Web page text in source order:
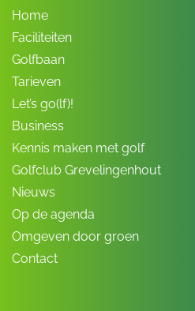
Home
Faciliteiten
Golfbaan
Tarieven
Let’s go(lf)!
Business
Kennis maken met golf
Golfclub Grevelingenhout
Nieuws
Op de agenda
Omgeven door groen
Contact